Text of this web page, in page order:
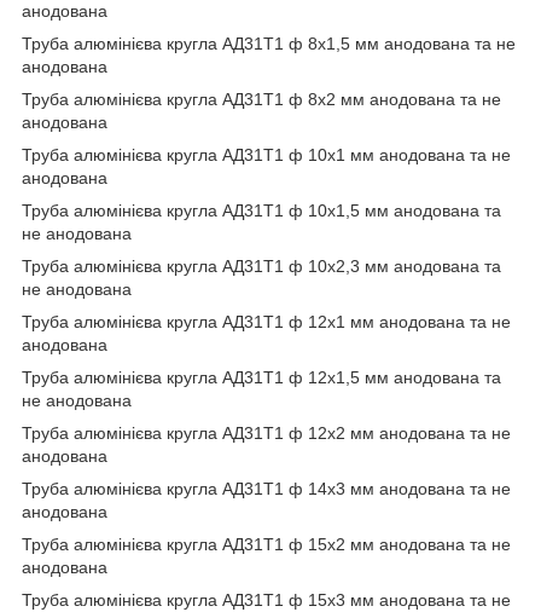
анодована
Труба алюмінієва кругла АД31Т1 ф 8х1,5 мм анодована та не
анодована
Труба алюмінієва кругла АД31Т1 ф 8х2 мм анодована та не
анодована
Труба алюмінієва кругла АД31Т1 ф 10х1 мм анодована та не
анодована
Труба алюмінієва кругла АД31Т1 ф 10х1,5 мм анодована та
не анодована
Труба алюмінієва кругла АД31Т1 ф 10х2,3 мм анодована та
не анодована
Труба алюмінієва кругла АД31Т1 ф 12х1 мм анодована та не
анодована
Труба алюмінієва кругла АД31Т1 ф 12х1,5 мм анодована та
не анодована
Труба алюмінієва кругла АД31Т1 ф 12х2 мм анодована та не
анодована
Труба алюмінієва кругла АД31Т1 ф 14х3 мм анодована та не
анодована
Труба алюмінієва кругла АД31Т1 ф 15х2 мм анодована та не
анодована
Труба алюмінієва кругла АД31Т1 ф 15х3 мм анодована та не